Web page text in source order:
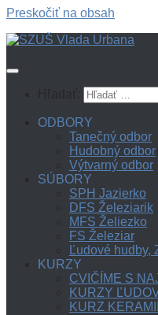
Preskočiť na obsah
ODBORY
Tanečný odbor
Hudobný odbor
Výtvarný odbor
SÚBORY
SPH Jazierko
DFS Železiarik
MFS Želiezko
FS Železiar
Ľudové hudby,
KURZY
CVIČÍME S
KURZY
KURZ